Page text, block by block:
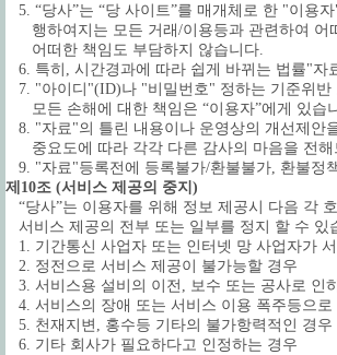
5. “당사”는 “당 사이트”를 매개체로 한 "이용
행하여지는 모든 거래/이용등과 관련하여 어
어떠한 책임도 부담하지 않습니다.
6. 특히, 시간경과에 따라 쉽게 바뀌는 법률"자
7. "아이디"(ID)나 "비밀번호" 정하는 기준위반
모든 손해에 대한 책임은 “이용자”에게 있습
8. "자료"의 틀린 내용이나 운영상의 개선제안
중요도에 따라 각각 다른 감사의 마음을 전해
9. "자료"등록전에 등록불가/환불불가, 환불정
제10조 (서비스 제공의 중지)
“당사”는 이용자를 위해 정보 제공시 다음 각
서비스 제공의 전부 또는 일부를 정지 할 수 있
1. 기간통신 사업자 또는 인터넷 망 사업자가
2. 정전으로 서비스 제공이 불가능할 경우
3. 서비스용 설비의 이전, 보수 또는 공사로 인
4. 서비스의 장애 또는 서비스 이용 폭주등으
5. 천재지변, 홍수등 기타의 불가항력적인 경우
6. 기타 회사가 필요하다고 인정하는 경우